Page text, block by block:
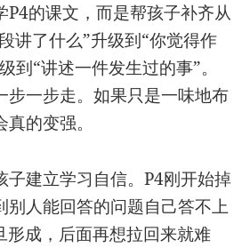
的课文，而是帮孩子补齐从
讲了什么”升级到“你觉得作
到“讲述一件发生过的事”。
一步走。如果只是一味地布
的变强。
建立学习自信。P4刚开始掉
别人能回答的问题自己答不上
形成，后面再想拉回来就难